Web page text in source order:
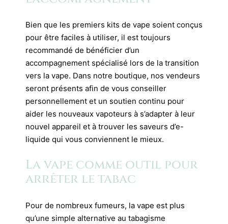
Bien que les premiers kits de vape soient conçus
pour être faciles à utiliser, il est toujours
recommandé de bénéficier d’un
accompagnement spécialisé lors de la transition
vers la vape. Dans notre boutique, nos vendeurs
seront présents afin de vous conseiller
personnellement et un soutien continu pour
aider les nouveaux vapoteurs à s’adapter à leur
nouvel appareil et à trouver les saveurs d’e-
liquide qui vous conviennent le mieux.
La vape comme outil pour
arrêter le tabac
Pour de nombreux fumeurs, la vape est plus
qu’une simple alternative au tabagisme